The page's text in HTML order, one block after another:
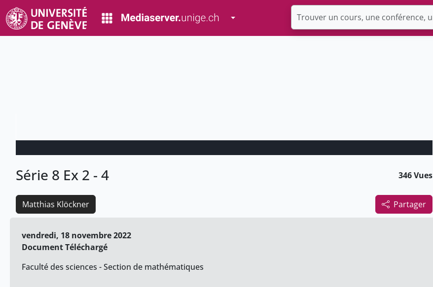
Toggle Dropdown
Série 8 Ex 2 - 4 346 Vues
Partager
Matthias Klöckner
vendredi, 18 novembre 2022
Document Téléchargé
Faculté des sciences - Section de mathématiques